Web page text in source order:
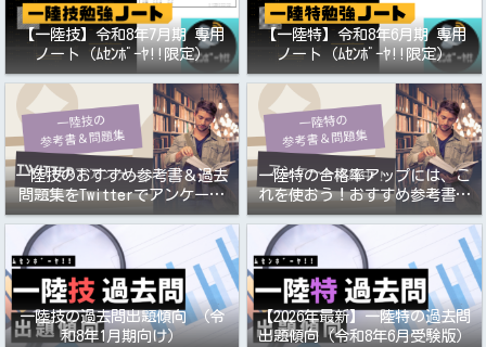
【一陸技】令和8年7月期 専用
ノート（ﾑｾﾝﾎﾞｰﾔ!!限定）
【一陸特】令和8年6月期 専用
ノート（ﾑｾﾝﾎﾞｰﾔ!!限定）
一陸技のおすすめ参考書＆過去
問題集をTwitterでアンケート
取りました
一陸特の合格率アップには、こ
れを使おう！おすすめ参考書＆
過去問題集アンケート
一陸技の過去問出題傾向 （令
和8年1月期向け）
【2026年最新】一陸特の過去問
出題傾向（令和8年6月受験版）